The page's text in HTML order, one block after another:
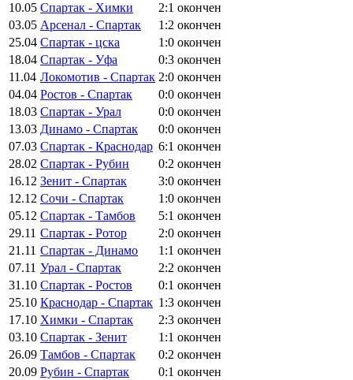
10.05 Спартак - Химки 2:1 окончен
03.05 Арсенал - Спартак 1:2 окончен
25.04 Спартак - цска 1:0 окончен
18.04 Спартак - Уфа 0:3 окончен
11.04 Локомотив - Спартак 2:0 окончен
04.04 Ростов - Спартак 0:0 окончен
18.03 Спартак - Урал 0:0 окончен
13.03 Динамо - Спартак 0:0 окончен
07.03 Спартак - Краснодар 6:1 окончен
28.02 Спартак - Рубин 0:2 окончен
16.12 Зенит - Спартак 3:0 окончен
12.12 Сочи - Спартак 1:0 окончен
05.12 Спартак - Тамбов 5:1 окончен
29.11 Спартак - Ротор 2:0 окончен
21.11 Спартак - Динамо 1:1 окончен
07.11 Урал - Спартак 2:2 окончен
31.10 Спартак - Ростов 0:1 окончен
25.10 Краснодар - Спартак 1:3 окончен
17.10 Химки - Спартак 2:3 окончен
03.10 Спартак - Зенит 1:1 окончен
26.09 Тамбов - Спартак 0:2 окончен
20.09 Рубин - Спартак 0:1 окончен